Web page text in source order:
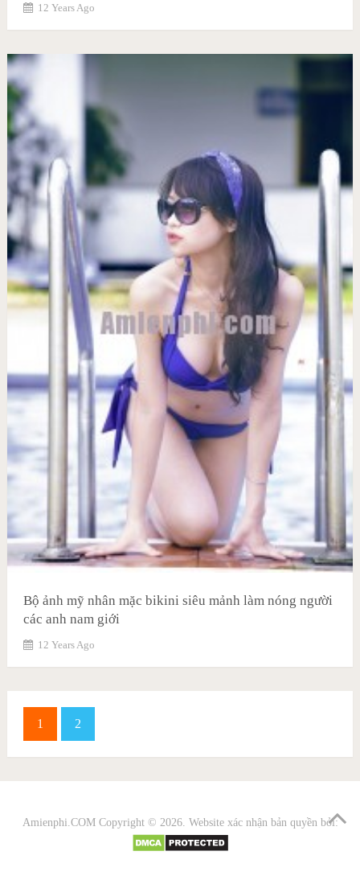
12 Years Ago
Bộ ảnh mỹ nhân mặc bikini siêu mảnh làm nóng người
các anh nam giới
12 Years Ago
1 2
Amienphi.COMCopyright © 2026. Website xác nhận bản quyền bởi: